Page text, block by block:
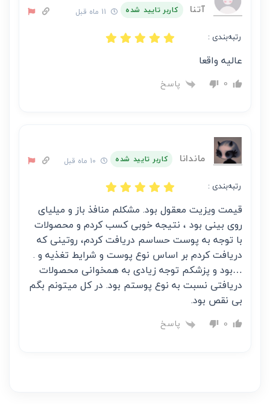
آتنا کاربر تایید شده
رتبه‌بندی :
عالیه واقعا
0 پاسخ
ماندانا کاربر تایید شده
رتبه‌بندی :
قیمت ویزیت معقول بود. مشکلم منافذ باز و میلیای
روی بینی بود ، نتیجه خوبی کسب کردم و محصولات
با توجه به پوست حساسم دریافت کردم، روتینی که
دریافت کردم بر اساس نوع پوست و شرایط تغذیه و .‌
…بود و پزشکم توجه زیادی به همخوانی محصولات
دریافتی نسبت به نوع پوستم بود. در کل میتونم بگم
بی نقص بود.
0 پاسخ